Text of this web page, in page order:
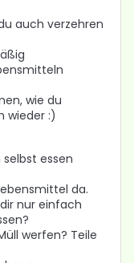
auch verzehren
wie du
wieder :)
essen
da.
nur einfach
werfen? Teile